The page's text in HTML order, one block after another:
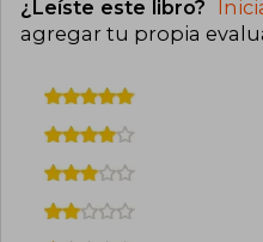
¿Leíste este libro?
agregar tu propia